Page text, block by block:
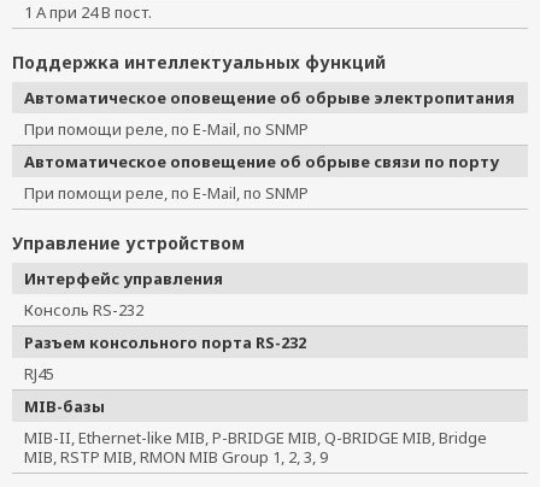
1 А при 24 В пост.
Поддержка интеллектуальных функций
Автоматическое оповещение об обрыве электропитания
При помощи реле, по E-Mail, по SNMP
Автоматическое оповещение об обрыве связи по порту
При помощи реле, по E-Mail, по SNMP
Управление устройством
Интерфейс управления
Консоль RS-232
Разъем консольного порта RS-232
RJ45
MIB-базы
MIB-II, Ethernet-like MIB, P-BRIDGE MIB, Q-BRIDGE MIB, Bridge
MIB, RSTP MIB, RMON MIB Group 1, 2, 3, 9